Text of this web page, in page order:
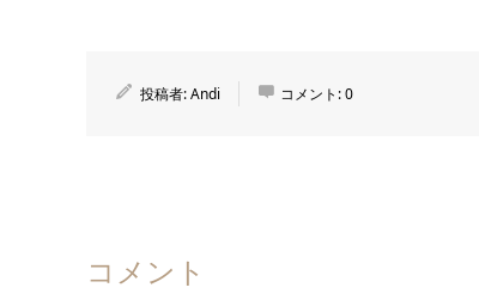
投稿者:Andi コメント:0
コメント